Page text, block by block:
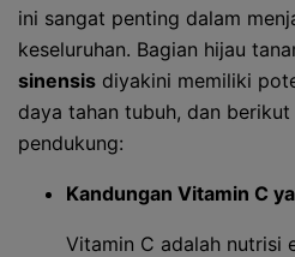
ini sangat penting dalam
keseluruhan. Bagian hijau
sinensis diyakini memiliki
daya tahan tubuh, dan
pendukung:
Kandungan Vitamin C
Vitamin C adalah nutrisi